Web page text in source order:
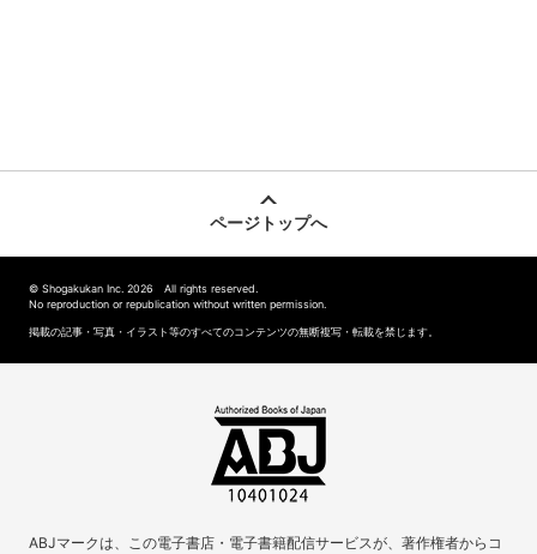
ページトップへ
© Shogakukan Inc. 2026 All rights reserved.
No reproduction or republication without written permission.
掲載の記事・写真・イラスト等のすべてのコンテンツの無断複写・転載を禁じます。
ABJマークは、この電子書店・電子書籍配信サービスが、著作権者からコ